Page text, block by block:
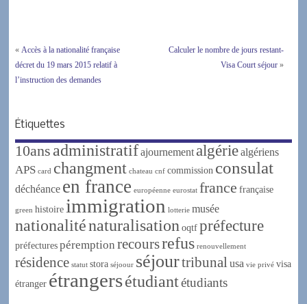
« Accès à la nationalité française
décret du 19 mars 2015 relatif à
l’instruction des demandes
Calculer le nombre de jours restant-
Visa Court séjour»
Étiquettes
10ans administratifajournement algériealgériens
APS card changment chateau cnf commission consulat
déchéance en france européenne eurostat france française
green histoire immigration lotterie musée
nationaliténaturalisation oqtf préfecture
préfectures péremption recoursrefus renouvellement
résidence statut stora séjoour séjourtribunal usa vie privé visa
étranger étrangersétudiantétudiants